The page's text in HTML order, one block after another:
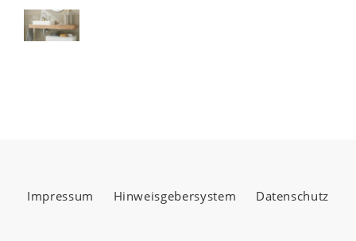
Impressum Hinweisgebersystem Datenschutz